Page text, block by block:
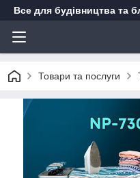
Все для будівництва та
Товари та послуги